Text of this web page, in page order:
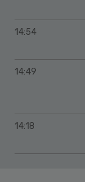
14:54
14:49
14:18